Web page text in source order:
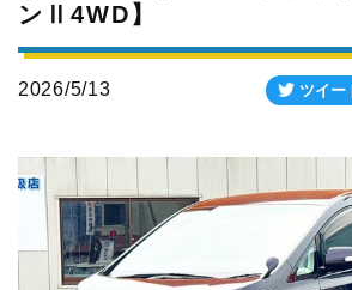
ンⅡ4WD】
2026/5/13 ツイー